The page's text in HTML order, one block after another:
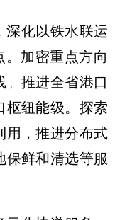
深化以铁水联运
。加密重点方向
。推进全省港口
枢纽能级。探索
用，推进分布式
保鲜和清选等服